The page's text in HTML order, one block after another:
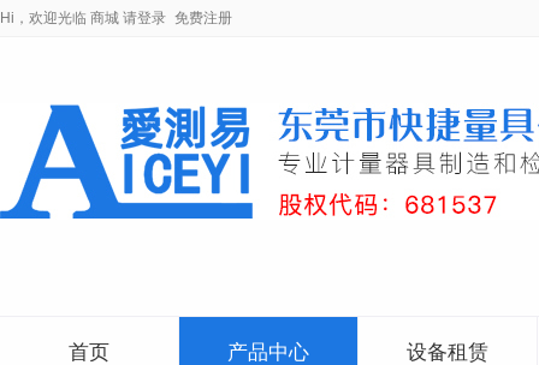
Hi，欢迎光临 商城 请登录 免费注册
首页 产品中心 设备租赁